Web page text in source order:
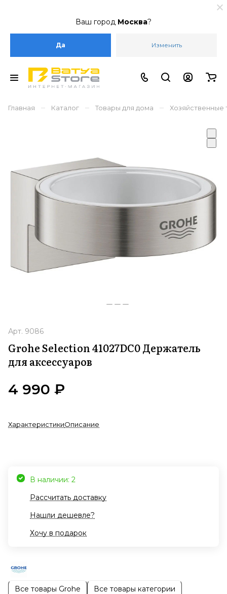
Ваш город Москва?
Да Изменить
Главная – Каталог – Товары для дома – Хозяйственные
Арт. 9086
Grohe Selection 41027DC0 Держатель
для аксессуаров
4 990 ₽
ХарактеристикиОписание
В наличии: 2
Рассчитать доставку
Нашли дешевле?
Хочу в подарок
Все товары Grohe Все товары категории